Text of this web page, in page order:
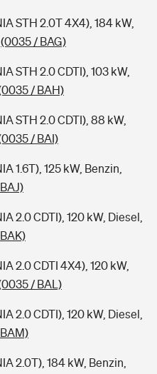
STH 2.0T 4X4), 184 kW,
(0035 / BAG)
STH 2.0 CDTI), 103 kW,
/ BAH)
STH 2.0 CDTI), 88 kW,
/ BAI)
1.6T), 125 kW, Benzin,
2.0 CDTI), 120 kW, Diesel,
2.0 CDTI 4X4), 120 kW,
/ BAL)
2.0 CDTI), 120 kW, Diesel,
2.0T), 184 kW, Benzin,